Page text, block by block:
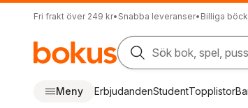
Fri frakt över 249 kr• Snabba leveranser• Billiga
Sök bok, spel,
Meny ErbjudandenStudentTopplistor